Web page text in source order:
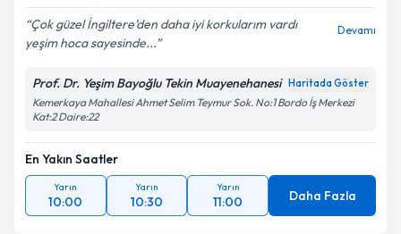
Çok güzel İngiltere’den daha iyi korkularım vardı
yeşim hoca sayesinde...
Devamı
Prof. Dr. Yeşim Bayoğlu Tekin Muayenehanesi Haritada Göster
Kemerkaya Mahallesi Ahmet Selim Teymur Sok. No:1 Bordo İş Merkezi
Kat:2 Daire:22
En Yakın Saatler
Yarın
10:00
Yarın
10:30
Yarın
11:00 Daha Fazla